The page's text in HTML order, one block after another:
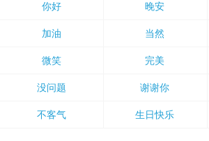
你好 晚安
加油 当然
微笑 完美
没问题 谢谢你
不客气 生日快乐